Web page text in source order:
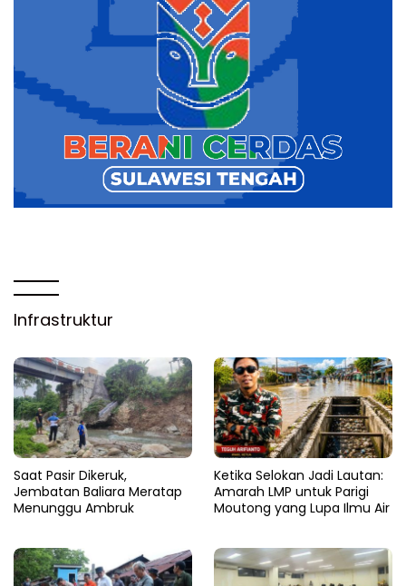
Infrastruktur
Saat Pasir Dikeruk,
Jembatan Baliara Meratap
Menunggu Ambruk
Ketika Selokan Jadi Lautan:
Amarah LMP untuk Parigi
Moutong yang Lupa Ilmu Air